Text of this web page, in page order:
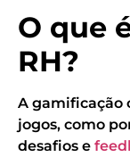
O que
RH?
A gamificação
jogos, como
desafios e